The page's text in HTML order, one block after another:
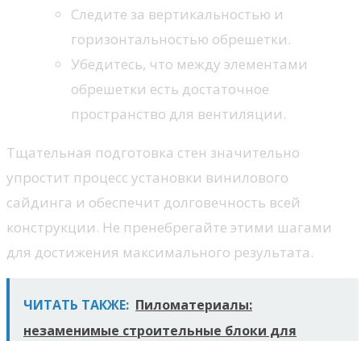
Следите за вертикальностью и
горизонтальностью обрешетки.
Убедитесь, что между элементами
обрешетки есть достаточное
пространство для вентиляции.
Тщательная подготовка стен значительно
упростит процесс установки винилового
сайдинга и обеспечит долговечность всей
конструкции. Не пренебрегайте этими шагами
для достижения максимального результата.
ЧИТАТЬ ТАКЖЕ: Пиломатериалы:
незаменимые строительные блоки для